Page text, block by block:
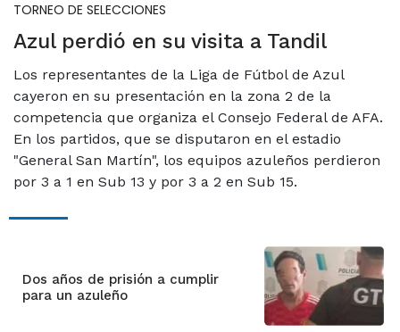
TORNEO DE SELECCIONES
Azul perdió en su visita a Tandil
Los representantes de la Liga de Fútbol de Azul
cayeron en su presentación en la zona 2 de la
competencia que organiza el Consejo Federal de AFA.
En los partidos, que se disputaron en el estadio
"General San Martín", los equipos azuleños perdieron
por 3 a 1 en Sub 13 y por 3 a 2 en Sub 15.
Dos años de prisión a cumplir
para un azuleño